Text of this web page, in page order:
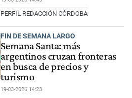
PERFIL REDACCIÓN CÓRDOBA
FIN DE SEMANA LARGO
Semana Santa: más
argentinos cruzan fronteras
en busca de precios y
turismo
19-03-2026 14:23